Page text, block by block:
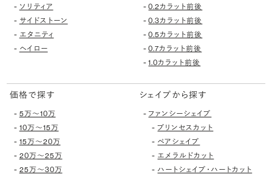
- ソリティア
- サイドストーン
- エタニティ
- ヘイロー
-0.2カラット前後
-0.3カラット前後
-0.5カラット前後
-0.7カラット前後
-1.0カラット前後
価格で探す
- 5万〜10万
- 10万〜15万
- 15万〜20万
- 20万〜25万
- 25万〜30万
シェイプから探す
- ファンシーシェイプ
-プリンセスカット
- ペアシェイプ
- エメラルドカット
- ハートシェイプ・ハートカット